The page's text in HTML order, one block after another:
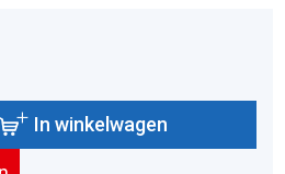
In winkelwagen